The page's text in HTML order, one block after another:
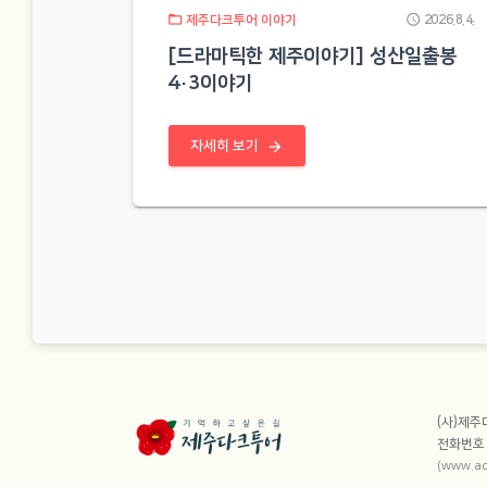
folder_open 제주다크투어 이야기 schedule 2026.8.4.
[드라마틱한 제주이야기] 성산일출봉
4·3이야기
자세히 보기 arrow_forward
사이
(사)제주
전화번호